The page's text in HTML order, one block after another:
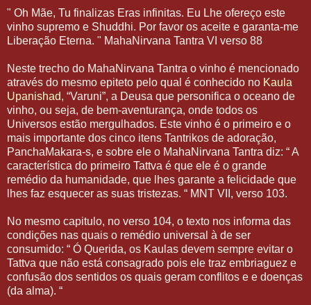
" Oh Mãe, Tu finalizas Eras infinitas. Eu Lhe ofereço este
vinho supremo e Shuddhi. Por favor os aceite e garanta-me
Liberação Eterna. " MahaNirvana Tantra VI verso 88
Neste trecho do MahaNirvana Tantra o vinho é mencionado
através do mesmo epiteto pelo qual é conhecido no Kaula
Upanishad, “Varuni”, a Deusa que personifica o oceano de
vinho, ou seja, de bem-aventurança, onde todos os
Universos estão mergulhados. Este vinho é o primeiro e o
mais importante dos cinco itens Tantrikos de adoração,
PanchaMakara-s, e sobre ele o MahaNirvana Tantra diz: “ A
característica do primeiro Tattva é que ele é o grande
remédio da humanidade, que lhes garante a felicidade que
lhes faz esquecer as suas tristezas. “ MNT VII, verso 103.
No mesmo capitulo, no verso 104, o texto nos informa das
condições nas quais o remédio universal à de ser
consumido: “ Ó Querida, os Kaulas devem sempre evitar o
Tattva que não está consagrado pois ele traz embriaguez e
confusão dos sentidos os quais geram conflitos e e doenças
(da alma). “